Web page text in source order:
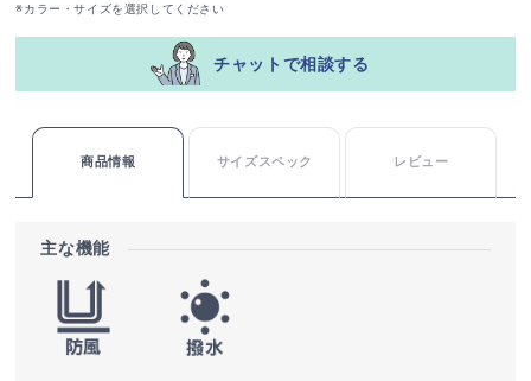
※カラー・サイズを選択してください
チャットで相談する
商品情報 サイズスペック レビュー
主な機能